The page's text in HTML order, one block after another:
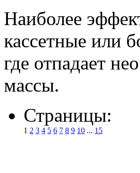
Наиболее
кассетные или
где отпадает
массы.
Страницы:
1 2 3 4 5 6 7 8 9 10 ... 15